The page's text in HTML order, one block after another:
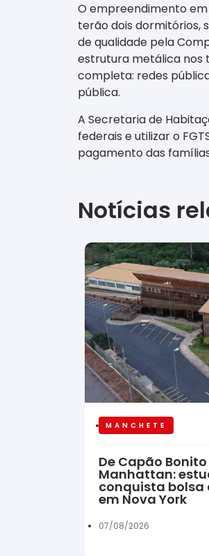
O empreendimento
terão dois dormitórios,
de qualidade pela
estrutura metálica nos
completa: redes
pública.
A Secretaria de
federais e utilizar o
pagamento das
Notícias
MANCHETE
De Capão
Manhattan:
conquista bolsa
em Nova York
07/08/2026